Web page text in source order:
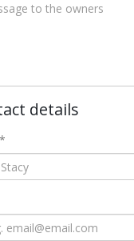
details
*